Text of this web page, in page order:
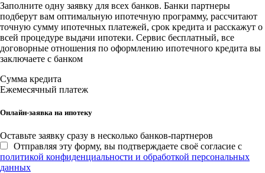
Заполните одну заявку для всех банков. Банки партнеры
подберут вам оптимальную ипотечную программу, рассчитают
точную сумму ипотечных платежей, срок кредита и расскажут о
всей процедуре выдачи ипотеки. Сервис бесплатный, все
договорные отношения по оформлению ипотечного кредита вы
заключаете с банком
Сумма кредита
Ежемесячный платеж
Онлайн-заявка на ипотеку
Оставьте заявку сразу в несколько банков-партнеров
Отправляя эту форму, вы подтверждаете своё согласие с
политикой конфиденциальности и обработкой персональных
данных